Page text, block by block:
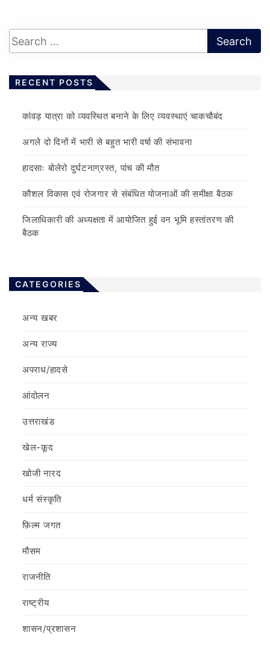
RECENT POSTS
कांवड़ यात्रा को व्यवस्थित बनाने के लिए व्यवस्थाएं चाकचौबंद
अगले दो दिनों में भारी से बहुत भारी वर्षा की संभावना
हादसाः बोलेरो दुर्घटनाग्रस्त, पांच की मौत
कौशल विकास एवं रोजगार से संबंधित योजनाओं की समीक्षा बैठक
जिलाधिकारी की अध्यक्षता में आयोजित हुई वन भूमि हस्तांतरण की
बैठक
CATEGORIES
अन्य खबर
अन्य राज्य
अपराध/हादसे
आंदोलन
उत्तराखंड
खेल-कूद
खोजी नारद
धर्म संस्कृति
फ़िल्‍म जगत
मौसम
राजनीति
राष्ट्रीय
शासन/प्रशासन